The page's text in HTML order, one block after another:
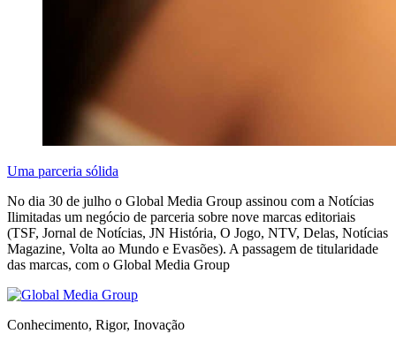
Uma parceria sólida
No dia 30 de julho o Global Media Group assinou com a Notícias
Ilimitadas um negócio de parceria sobre nove marcas editoriais
(TSF, Jornal de Notícias, JN História, O Jogo, NTV, Delas, Notícias
Magazine, Volta ao Mundo e Evasões). A passagem de titularidade
das marcas, com o Global Media Group
Conhecimento, Rigor, Inovação